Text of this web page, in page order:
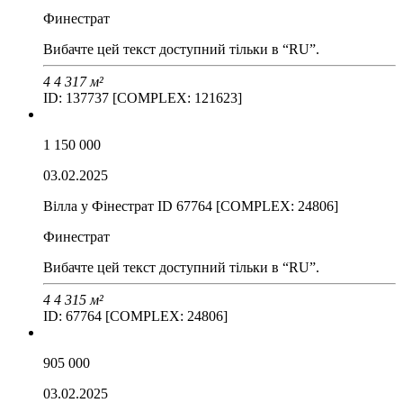
Финестрат
Вибачте цей текст доступний тільки в “RU”.
4 4 317 м²
ID: 137737 [COMPLEX: 121623]
1 150 000
03.02.2025
Вілла у Фінестрат ID 67764 [COMPLEX: 24806]
Финестрат
Вибачте цей текст доступний тільки в “RU”.
4 4 315 м²
ID: 67764 [COMPLEX: 24806]
905 000
03.02.2025